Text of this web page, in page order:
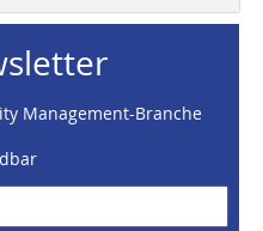
Management-Branche